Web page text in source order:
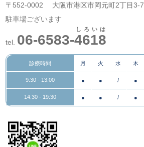
〒552-0002
大阪市港区市岡元町2丁目3-7
駐車場ございます
tel. 06-6583-4618
しろいは
診療時間 月 火 水 木
9:30 - 13:00 ● ● / ●
14:30 - 19:30 ● ● / ●